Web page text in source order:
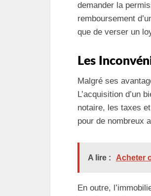
demander la
remboursement
que de verser un
Les
Malgré ses
L’acquisition d’un
notaire, les taxes
pour de nombreux
A lire : Acheter
En outre,